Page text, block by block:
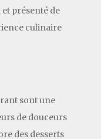
présenté de
culinaire
sont une
de douceurs
des desserts